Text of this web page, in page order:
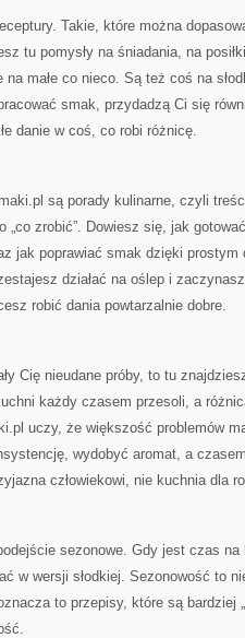
Takie, które można
tu pomysły na śniadania, na
małe co nieco. Są też coś na
smak, przydadzą Ci się
danie w coś, co robi różnicę.
są porady kulinarne, czyli
„co zrobić”. Dowiesz się, jak
jak poprawiać smak dzięki prostym
działać na oślep i
robić dania powtarzalnie dobre.
Cię nieudane próby, to tu
każdy czasem przesoli, a
uczy, że większość problemów
wydobyć aromat, a
człowiekowi, nie kuchnia dla
sezonowe. Gdy jest czas
w wersji słodkiej. Sezonowość to
to przepisy, które są bardziej